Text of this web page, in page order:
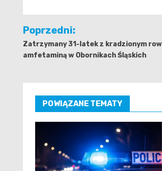
Nawigacja
wpisu
Poprzedni:
Zatrzymany 31-latek z kradzionym
amfetaminą w Obornikach Śląskich
POWIĄZANE TEMATY